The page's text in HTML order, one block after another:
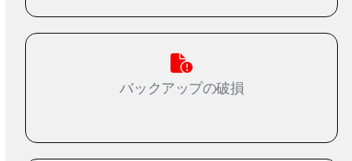
バックアップの破損